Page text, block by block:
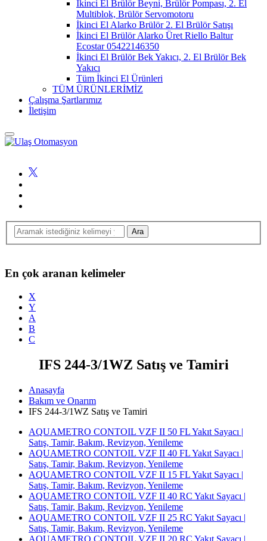
İkinci El Brülör Beyni, Brülör Pompası, 2. El
Multiblok, Brülör Servomotoru
İkinci El Alarko Brülör 2. El Brülör Satışı
İkinci El Brülör Alarko Üret Riello Baltur
Ecostar 05422146350
İkinci El Brülör Bek Yakıcı, 2. El Brülör Bek
Yakıcı
Tüm İkinci El Ürünleri
TÜM ÜRÜNLERİMİZ
Çalışma Şartlarımız
İletişim
En çok aranan kelimeler
X
Y
A
B
C
IFS 244-3/1WZ Satış ve Tamiri
Anasayfa
Bakım ve Onarım
IFS 244-3/1WZ Satış ve Tamiri
AQUAMETRO CONTOIL VZF II 50 FL Yakıt Sayacı |
Satış, Tamir, Bakım, Revizyon, Yenileme
AQUAMETRO CONTOIL VZF II 40 FL Yakıt Sayacı |
Satış, Tamir, Bakım, Revizyon, Yenileme
AQUAMETRO CONTOIL VZF II 15 FL Yakıt Sayacı |
Satış, Tamir, Bakım, Revizyon, Yenileme
AQUAMETRO CONTOIL VZF II 40 RC Yakıt Sayacı |
Satış, Tamir, Bakım, Revizyon, Yenileme
AQUAMETRO CONTOIL VZF II 25 RC Yakıt Sayacı |
Satış, Tamir, Bakım, Revizyon, Yenileme
AQUAMETRO CONTOIL VZF II 20 RC Yakıt Sayacı |